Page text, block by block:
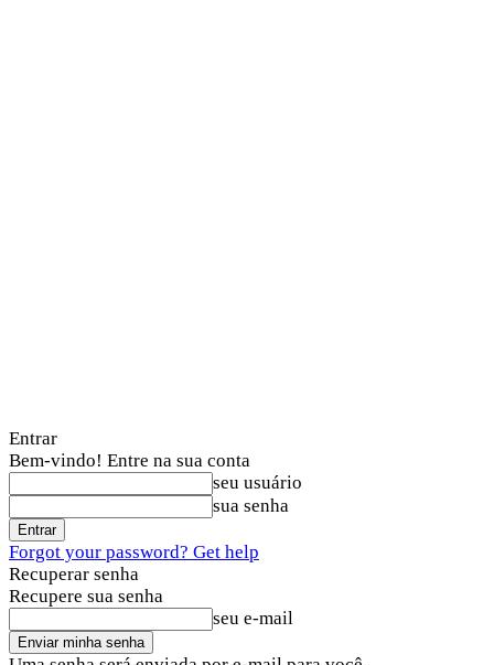
Entrar
Bem-vindo! Entre na sua conta
seu usuário
sua senha
Forgot your password? Get help
Recuperar senha
Recupere sua senha
seu e-mail